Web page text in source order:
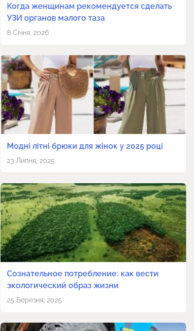
Когда женщинам рекомендуется сделать
УЗИ органов малого таза
8 Січня, 2026
Модні літні брюки для жінок у 2025 році
23 Липня, 2025
Сознательное потребление: как вести
экологический образ жизни
25 Березня, 2025